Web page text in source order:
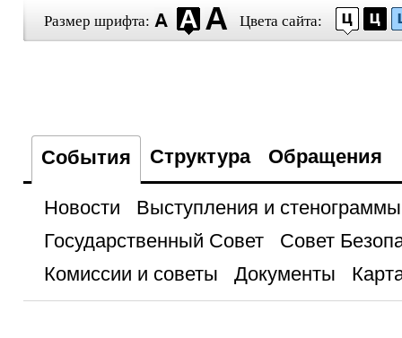
Размер шрифта: Цвета сайта:
События Структура Обращения
Новости
Выступления и стенограммы
Государственный Совет
Совет
Комиссии и советы
Документы